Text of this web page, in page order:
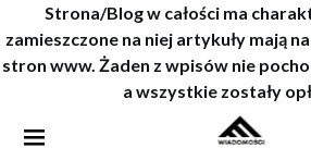
Strona/Blog w całości ma
zamieszczone na niej artykuły mają
stron www. Żaden z wpisów nie
a wszystkie zostały